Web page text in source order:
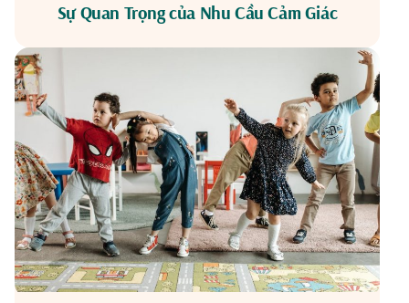
Sự Quan Trọng của Nhu Cầu Cảm Giác